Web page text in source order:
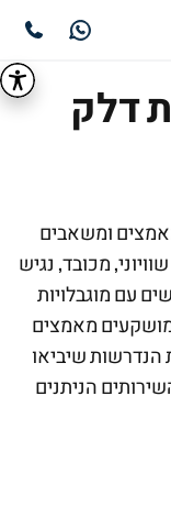
דלק
ומשאבים
מכובד, נגיש
עם מוגבלויות
מושקעים מאמצים
הנדרשות שיביאו
הניתנים